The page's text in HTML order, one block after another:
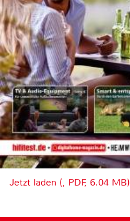
Jetzt laden (, PDF, 6.04 MB)